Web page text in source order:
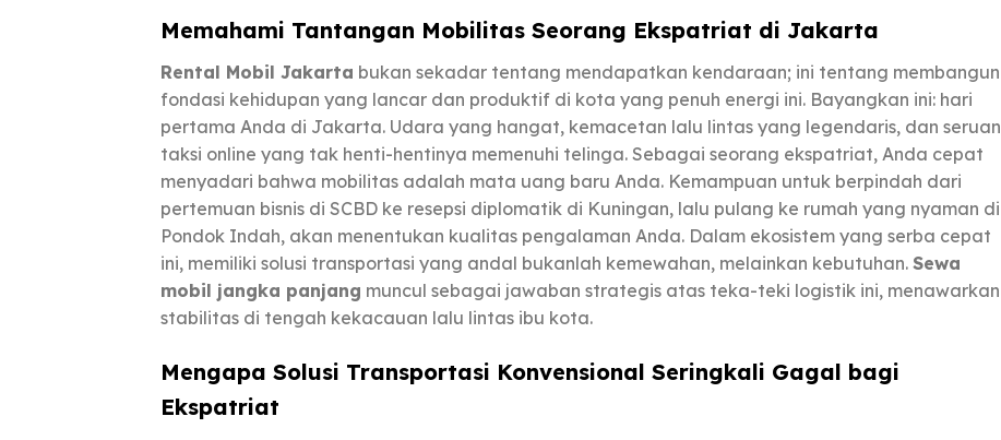
Memahami Tantangan Mobilitas Seorang Ekspatriat di Jakarta
Rental Mobil Jakarta bukan sekadar tentang mendapatkan kendaraan; ini tentang membangun
fondasi kehidupan yang lancar dan produktif di kota yang penuh energi ini. Bayangkan ini: hari
pertama Anda di Jakarta. Udara yang hangat, kemacetan lalu lintas yang legendaris, dan seruan
taksi online yang tak henti-hentinya memenuhi telinga. Sebagai seorang ekspatriat, Anda cepat
menyadari bahwa mobilitas adalah mata uang baru Anda. Kemampuan untuk berpindah dari
pertemuan bisnis di SCBD ke resepsi diplomatik di Kuningan, lalu pulang ke rumah yang nyaman di
Pondok Indah, akan menentukan kualitas pengalaman Anda. Dalam ekosistem yang serba cepat
ini, memiliki solusi transportasi yang andal bukanlah kemewahan, melainkan kebutuhan. Sewa
mobil jangka panjang muncul sebagai jawaban strategis atas teka-teki logistik ini, menawarkan
stabilitas di tengah kekacauan lalu lintas ibu kota.
Mengapa Solusi Transportasi Konvensional Seringkali Gagal bagi
Ekspatriat